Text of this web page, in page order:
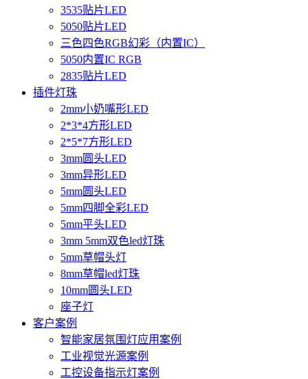
3535贴片LED
5050贴片LED
三色四色RGB幻彩（内置IC）
5050内置IC RGB
2835贴片LED
插件灯珠
2mm小奶嘴形LED
2*3*4方形LED
2*5*7方形LED
3mm圆头LED
3mm异形LED
5mm圆头LED
5mm四脚全彩LED
5mm平头LED
3mm 5mm双色led灯珠
5mm草帽头灯
8mm草帽led灯珠
10mm圆头LED
座子灯
客户案例
智能家居氛围灯应用案例
工业视觉光源案例
工控设备指示灯案例